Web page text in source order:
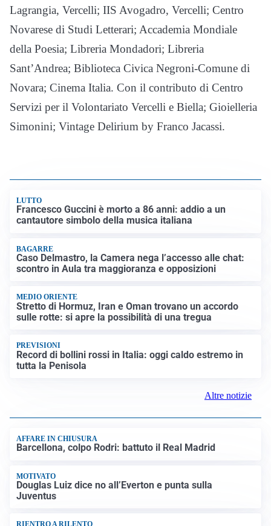
Lagrangia, Vercelli; IIS Avogadro, Vercelli; Centro
Novarese di Studi Letterari; Accademia Mondiale
della Poesia; Libreria Mondadori; Libreria
Sant’Andrea; Biblioteca Civica Negroni-Comune di
Novara; Cinema Italia. Con il contributo di Centro
Servizi per il Volontariato Vercelli e Biella; Gioielleria
Simonini; Vintage Delirium by Franco Jacassi.
LUTTO
Francesco Guccini è morto a 86 anni: addio a un
cantautore simbolo della musica italiana
BAGARRE
Caso Delmastro, la Camera nega l’accesso alle chat:
scontro in Aula tra maggioranza e opposizioni
MEDIO ORIENTE
Stretto di Hormuz, Iran e Oman trovano un accordo
sulle rotte: si apre la possibilità di una tregua
PREVISIONI
Record di bollini rossi in Italia: oggi caldo estremo in
tutta la Penisola
Altre notizie
AFFARE IN CHIUSURA
Barcellona, colpo Rodri: battuto il Real Madrid
MOTIVATO
Douglas Luiz dice no all’Everton e punta sulla
Juventus